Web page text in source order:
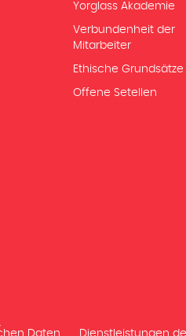
Yorglass Akademie
Verbundenheit der
Mitarbeiter
Ethische Grundsätze
Offene Setellen
Daten Dienstleistungen